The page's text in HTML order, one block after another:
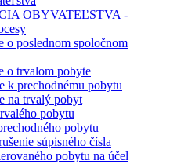
OBYVATEĽSTVA -
o poslednom spoločnom
o trvalom pobyte
k prechodnému pobytu
na trvalý pobyt
pobytu
pobytu
súpisného čísla
pobytu na účel